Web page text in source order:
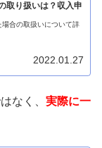
取り扱いは？収入申
合の取扱いについて詳
2022.01.27
なく、 実際に一